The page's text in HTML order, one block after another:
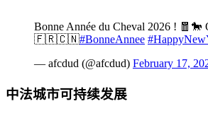
Bonne Année du Cheval 2026 ! 🧧🐎
🇫🇷🇨🇳#BonneAnnee
— afcdud (@afcdud) February 17,
中法城市可持续发展